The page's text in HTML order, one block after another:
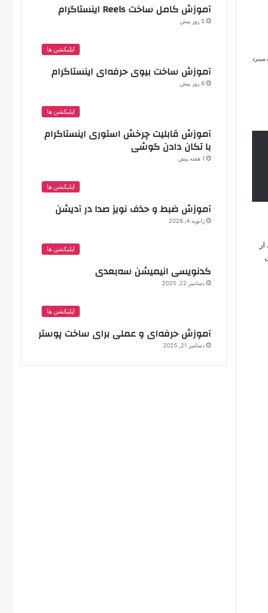
آموزش کامل ساخت Reels اینستاگرام
5 روز پیش
اپلیکشن ها
آموزش ساخت بیوی حرفه‌ای اینستاگرام
6 روز پیش
اپلیکشن ها
آموزش قابلیت چرخش استوری اینستاگرام
با تکان دادن گوشی
1 هفته پیش
اپلیکشن ها
آموزش ضبط و حذف نویز صدا در آدیشن
ژانویه 4, 2026
اپلیکشن ها
کدنویسی انیمیشن سه‌بعدی
دسامبر 22, 2025
اپلیکشن ها
آموزش حرفه‌ای و عملی برای ساخت پوستر
دسامبر 21, 2025